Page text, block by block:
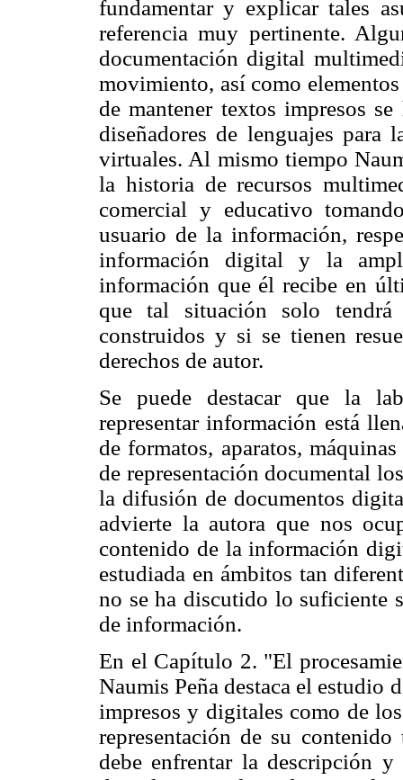
fundamentar y explicar tales
referencia muy pertinente.
documentación digital
movimiento, así como
de mantener textos impresos
diseñadores de lenguajes para
virtuales. Al mismo tiempo
la historia de recursos
comercial y educativo
usuario de la información,
información digital y la
información que él recibe en
que tal situación solo
construidos y si se tienen
derechos de autor.
Se puede destacar que la
representar información está
de formatos, aparatos,
de representación documental
la difusión de documentos
advierte la autora que nos
contenido de la información
estudiada en ámbitos tan
no se ha discutido lo suficiente
de información.
En el Capítulo 2. "El
Naumis Peña destaca el estudio
impresos y digitales como de
representación de su
debe enfrentar la descripción y